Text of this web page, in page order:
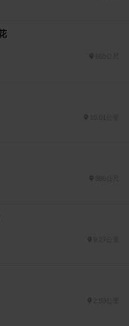
655公尺